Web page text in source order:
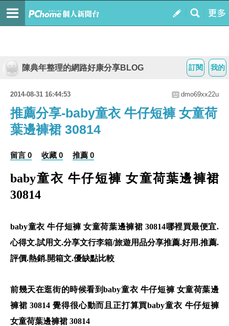
我的
訂閱
陳典年整理的網路好康分享BLOG
2014-08-31 16:44:53 dmo69xx22u
推薦分享-baby童衣 牛仔短褲 女童荷
葉邊褲裙 30814
留言 0 收藏 0 推薦 0
baby童衣 牛仔短褲 女童荷葉邊褲裙
30814
baby童衣 牛仔短褲 女童荷葉邊褲裙 30814哪裡買最便宜.
心得文.試用文.分享文行李箱/旅遊用品分享推薦.好用.推薦.
評價.熱銷.開箱文.優缺點比較
前幾天在逛街的時候看到baby童衣 牛仔短褲 女童荷葉邊
褲裙 30814 覺得很心動而且正打算買baby童衣 牛仔短褲
女童荷葉邊褲裙 30814